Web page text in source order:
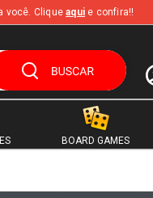
você. Cliqueaqui e confira!!
BOARD GAMES